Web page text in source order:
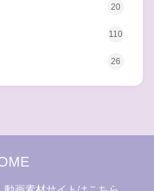
20
110
26